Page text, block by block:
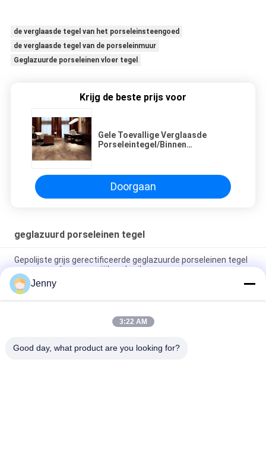
de verglaasde tegel van het porseleinsteengoed
de verglaasde tegel van de porseleinmuur
Geglazuurde porseleinen vloer tegel
Krijg de beste prijs voor
Gele Toevallige Verglaasde
Porseleintegel/Binnen
Doorgaan
geglazuurd porseleinen tegel
Gepolijste grijs gerectificeerde geglazuurde porseleinen tegel
voor woon- / commerciële gebruik
Glanzend geglazuurd gerectificeerd porseleinen tegel met
gepolijste afwerking lage wateropname PEI-classificatie 4
Wit geglazuurde tegelmachine Volledig lichaam Porseleinen
Jenny
3:22 AM
Good day, what product are you looking for?